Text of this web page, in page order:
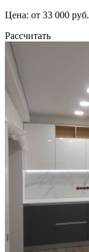
Цена: от 33 000 руб.
Рассчитать